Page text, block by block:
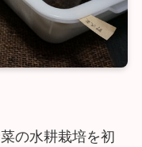
の水耕栽培を初